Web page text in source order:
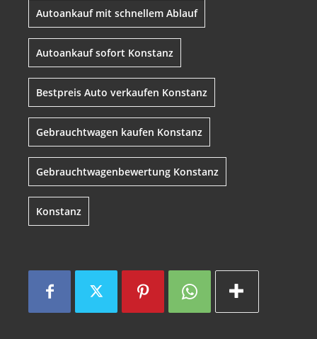
Autoankauf mit schnellem Ablauf
Autoankauf sofort Konstanz
Bestpreis Auto verkaufen Konstanz
Gebrauchtwagen kaufen Konstanz
Gebrauchtwagenbewertung Konstanz
Konstanz